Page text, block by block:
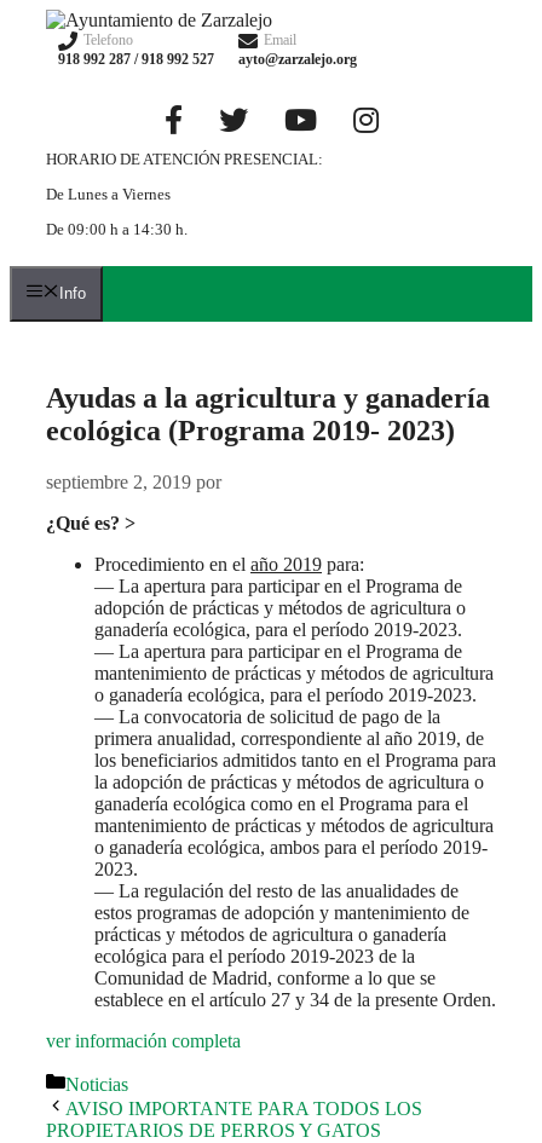
Saltar
contenido
Telefono
918 992 287 / 918 992 527
Email
ayto@zarzalejo.org
HORARIO DE ATENCIÓN PRESENCIAL:
De Lunes a Viernes
De 09:00 h a 14:30 h.
Info
Ayudas a la agricultura y ganadería
ecológica (Programa 2019- 2023)
septiembre 2, 2019 por
¿Qué es? >
Procedimiento en el año 2019 para:
— La apertura para participar en el Programa de
adopción de prácticas y métodos de agricultura o
ganadería ecológica, para el período 2019-2023.
— La apertura para participar en el Programa de
mantenimiento de prácticas y métodos de agricultura
o ganadería ecológica, para el período 2019-2023.
— La convocatoria de solicitud de pago de la
primera anualidad, correspondiente al año 2019, de
los beneficiarios admitidos tanto en el Programa para
la adopción de prácticas y métodos de agricultura o
ganadería ecológica como en el Programa para el
mantenimiento de prácticas y métodos de agricultura
o ganadería ecológica, ambos para el período 2019-
2023.
— La regulación del resto de las anualidades de
estos programas de adopción y mantenimiento de
prácticas y métodos de agricultura o ganadería
ecológica para el período 2019-2023 de la
Comunidad de Madrid, conforme a lo que se
establece en el artículo 27 y 34 de la presente Orden.
ver información completa
Categorías
Noticias
AVISO IMPORTANTE PARA TODOS LOS
PROPIETARIOS DE PERROS Y GATOS